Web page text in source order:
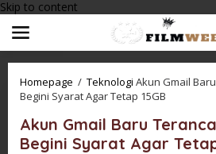
Skip to content
Homepage / Teknologi Akun Gmail
Begini Syarat Agar Tetap 15GB
Akun Gmail Baru
Begini Syarat Agar